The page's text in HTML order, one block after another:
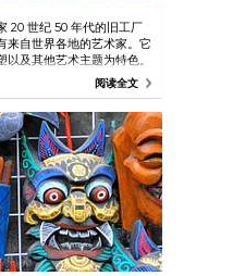
20 世纪 50 年代的旧工厂
来自世界各地的艺术家。它
及其他艺术主题为特色。
厅供应的食物亦十分可口。
阅读全文